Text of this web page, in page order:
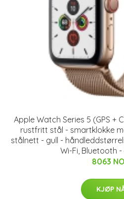
Apple Watch Series 5 (GPS +
rustfritt stål - smartklokke
stålnett - gull -
Wi-Fi, Bluetooth -
8063
KJØP